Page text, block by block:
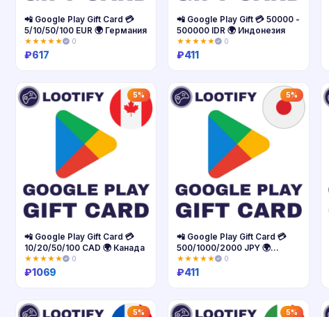
📲 Google Play Gift Card 💳
5/10/50/100 EUR 🌍 Германия
★★★★★ 0
₽617
📲 Google Play Gift 💳 50000 -
500000 IDR 🌍 Индонезия
★★★★★ 0
₽411
5%
📲 Google Play Gift Card 💳
10/20/50/100 CAD 🌍 Канада
★★★★★ 0
₽1069
5%
📲 Google Play Gift Card 💳
500/1000/2000 JPY 🌍
Япония
★★★★★ 0
₽411
5% 5%